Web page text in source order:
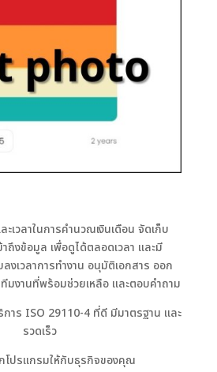
เวลาในการคำนวณเงินเดือน จัดเก็บ
าถึงข้อมูล เพื่อดูได้ตลอดเวลา และมี
เวลาการทำงาน อนุมัติเอกสาร ออก
มงานที่พร้อมช่วยเหลือ และตอบคำถาม
การ ISO 29110-4 ที่ดี มีมาตรฐาน และ
รวดเร็ว
โปรแกรมให้กับธุรกิจของคุณ